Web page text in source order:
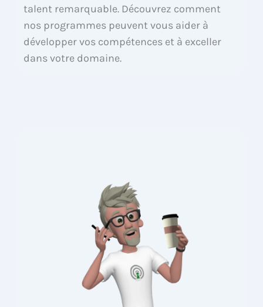
talent remarquable. Découvrez comment
nos programmes peuvent vous aider à
développer vos compétences et à exceller
dans votre domaine.